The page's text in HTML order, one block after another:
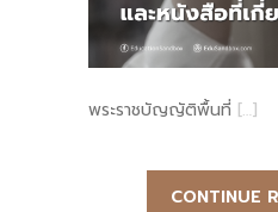
---- รอบประเมิน (พ.
พระราชบัญญัติพื้นที่ […]
CONTINUE